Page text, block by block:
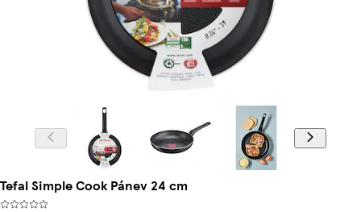
Tefal Simple Cook Pánev 24 cm